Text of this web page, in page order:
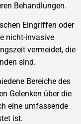
Behandlungen.
Eingriffen oder
nicht-invasive
vermeidet, die
sind.
Bereiche des
Gelenken über die
eine umfassende
ist.